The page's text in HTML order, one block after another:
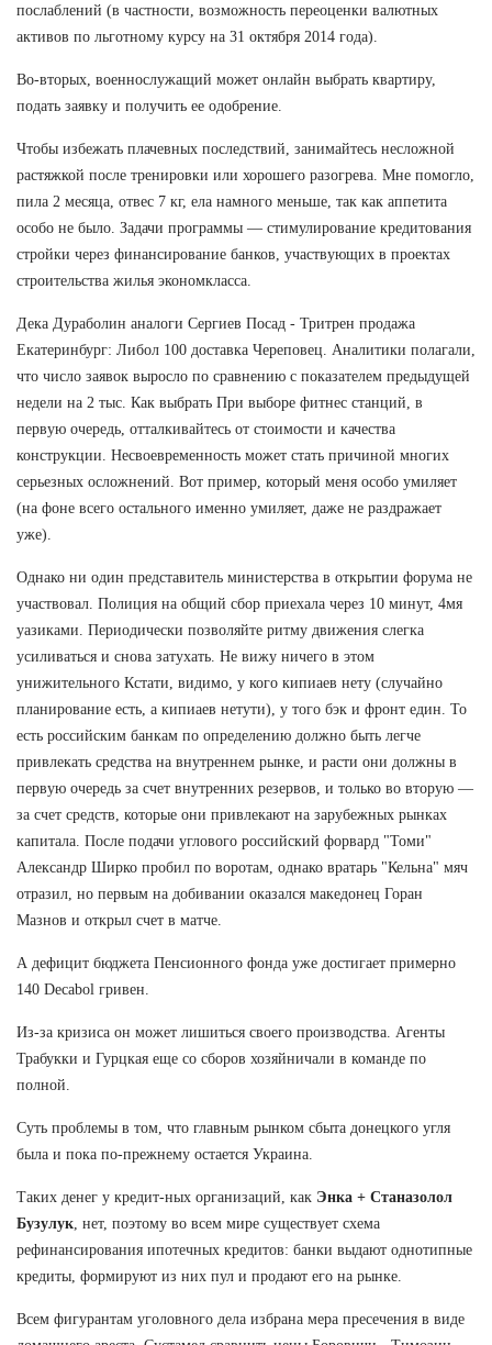
послаблений (в частности, возможность переоценки валютных
активов по льготному курсу на 31 октября 2014 года).
Во-вторых, военнослужащий может онлайн выбрать квартиру,
подать заявку и получить ее одобрение.
Чтобы избежать плачевных последствий, занимайтесь несложной
растяжкой после тренировки или хорошего разогрева. Мне помогло,
пила 2 месяца, отвес 7 кг, ела намного меньше, так как аппетита
особо не было. Задачи программы — стимулирование кредитования
стройки через финансирование банков, участвующих в проектах
строительства жилья экономкласса.
Дека Дураболин аналоги Сергиев Посад - Тритрен продажа
Екатеринбург: Либол 100 доставка Череповец. Аналитики полагали,
что число заявок выросло по сравнению с показателем предыдущей
недели на 2 тыс. Как выбрать При выборе фитнес станций, в
первую очередь, отталкивайтесь от стоимости и качества
конструкции. Несвоевременность может стать причиной многих
серьезных осложнений. Вот пример, который меня особо умиляет
(на фоне всего остального именно умиляет, даже не раздражает
уже).
Однако ни один представитель министерства в открытии форума не
участвовал. Полиция на общий сбор приехала через 10 минут, 4мя
уазиками. Периодически позволяйте ритму движения слегка
усиливаться и снова затухать. Не вижу ничего в этом
унижительного Кстати, видимо, у кого кипиаев нету (случайно
планирование есть, а кипиаев нетути), у того бэк и фронт един. То
есть российским банкам по определению должно быть легче
привлекать средства на внутреннем рынке, и расти они должны в
первую очередь за счет внутренних резервов, и только во вторую —
за счет средств, которые они привлекают на зарубежных рынках
капитала. После подачи углового российский форвард "Томи"
Александр Ширко пробил по воротам, однако вратарь "Кельна" мяч
отразил, но первым на добивании оказался македонец Горан
Мазнов и открыл счет в матче.
А дефицит бюджета Пенсионного фонда уже достигает примерно
140 Decabol гривен.
Из-за кризиса он может лишиться своего производства. Агенты
Трабукки и Гурцкая еще со сборов хозяйничали в команде по
полной.
Суть проблемы в том, что главным рынком сбыта донецкого угля
была и пока по-прежнему остается Украина.
Таких денег у кредит-ных организаций, как Энка + Станазолол
Бузулук , нет, поэтому во всем мире существует схема
рефинансирования ипотечных кредитов: банки выдают однотипные
кредиты, формируют из них пул и продают его на рынке.
Всем фигурантам уголовного дела избрана мера пресечения в виде